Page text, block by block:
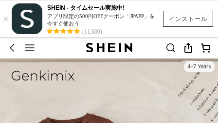
インストール
×
SHEIN - タイムセール実施中!
アプリ限定の500円OFFクーポン「JPAPP」を
今すぐ使おう！
(11,600)
4-7 Years